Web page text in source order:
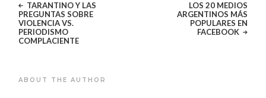
TARANTINO Y LAS
PREGUNTAS SOBRE
VIOLENCIA VS.
PERIODISMO
COMPLACIENTE
LOS 20 MEDIOS
ARGENTINOS MÁS
POPULARES EN
FACEBOOK
ABOUT THE AUTHOR